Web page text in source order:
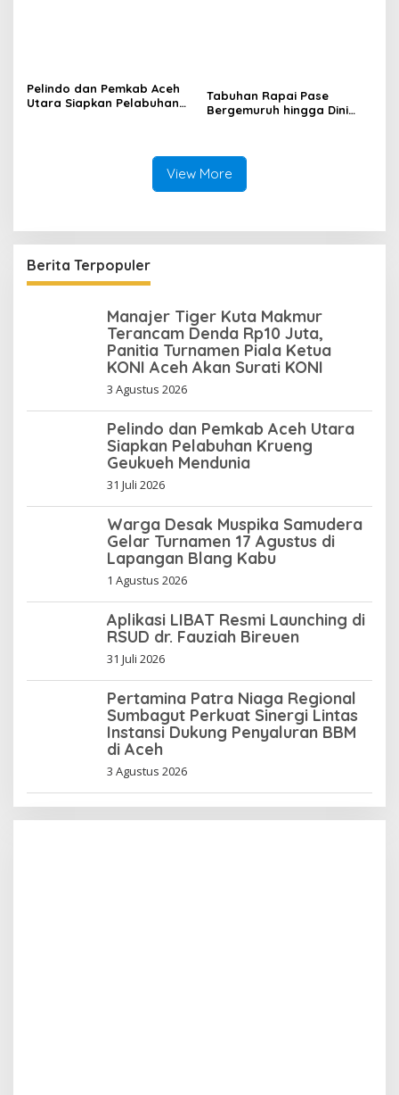
Pelindo dan Pemkab Aceh
Utara Siapkan Pelabuhan
Tabuhan Rapai Pase
Bergemuruh hingga Dini
View More
Berita Terpopuler
Manajer Tiger Kuta Makmur
Terancam Denda Rp10 Juta,
Panitia Turnamen Piala Ketua
KONI Aceh Akan Surati KONI
3 Agustus 2026
Pelindo dan Pemkab Aceh Utara
Siapkan Pelabuhan Krueng
Geukueh Mendunia
31 Juli 2026
Warga Desak Muspika Samudera
Gelar Turnamen 17 Agustus di
Lapangan Blang Kabu
1 Agustus 2026
Aplikasi LIBAT Resmi Launching di
RSUD dr. Fauziah Bireuen
31 Juli 2026
Pertamina Patra Niaga Regional
Sumbagut Perkuat Sinergi Lintas
Instansi Dukung Penyaluran BBM
di Aceh
3 Agustus 2026